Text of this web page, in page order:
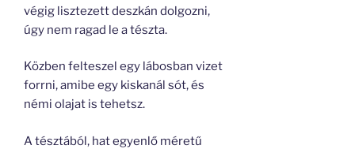
végig lisztezett deszkán dolgozni,
úgy nem ragad le a tészta.
Közben felteszel egy lábosban vizet
forrni, amibe egy kiskanál sót, és
némi olajat is tehetsz.
A tésztából, hat egyenlő méretű